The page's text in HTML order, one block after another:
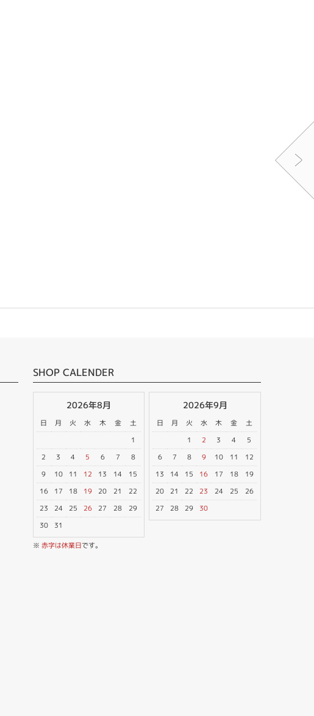
SHOP CALENDER
2026年8月
日 月 火 水 木 金
土
1
2
3 4 5 6 7
8
9
10 11 12 13 14
15
16
17 18 19 20 21
22
23
24 25 26 27 28
29
30
31
2026年9月
日 月 火 水 木 金
土
1
2 3 4
5
6
7 8 9 10 11
12
13
14 15 16 17 18
19
20
21 22 23 24 25
26
27
28 29 30
※ 赤字は休業日です。